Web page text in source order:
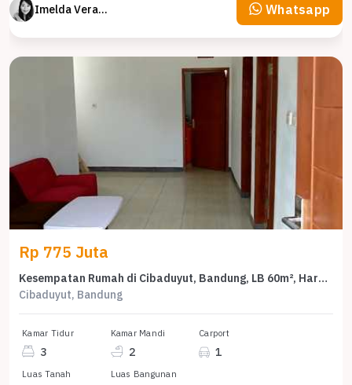
Imelda Veranika Whatsapp
Rp 775 Juta
Kesempatan Rumah di Cibaduyut, Bandung, LB 60m², Harga 775 Juta
Cibaduyut, Bandung
Kamar Tidur
3
Kamar Mandi
2
Carport
1
Luas Tanah Luas Bangunan